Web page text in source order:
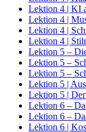
Lektion 4 | KI
Lektion 4 |
Lektion 4 |
Lektion 4 |
Lektion 5 –
Lektion 5 –
Lektion 5 –
Lektion 5 |
Lektion 5 |
Lektion 6 –
Lektion 6 –
Lektion 6 |